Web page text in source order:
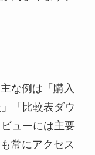
な例は「購入
「比較表ダウ
ューには主要
常にアクセス